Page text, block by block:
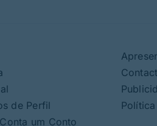
de Perfil
um Conto